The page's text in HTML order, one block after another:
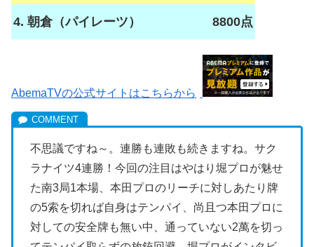
4. 朝倉（パイレーツ） 8800点
AbemaTVの公式サイトはこちらから
不思議ですね～。連勝も連敗も続きますね。サク
ラナイツ4連勝！今回の注目はやはり堀プロが魅せ
た南3局1本場、本田プロのリーチに対しあたり牌
の5索を切れば自身はテンパイ、尚且つ本田プロに
対しての安全牌も無い中、通っていない2萬を切っ